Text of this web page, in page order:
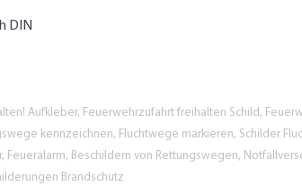
DIN
Aufkleber, Feuerwehrzufahrt freihalten Schild,
kennzeichnen, Fluchtwege markieren, Schilder
Beschildern von Rettungswegen,
Brandschutz